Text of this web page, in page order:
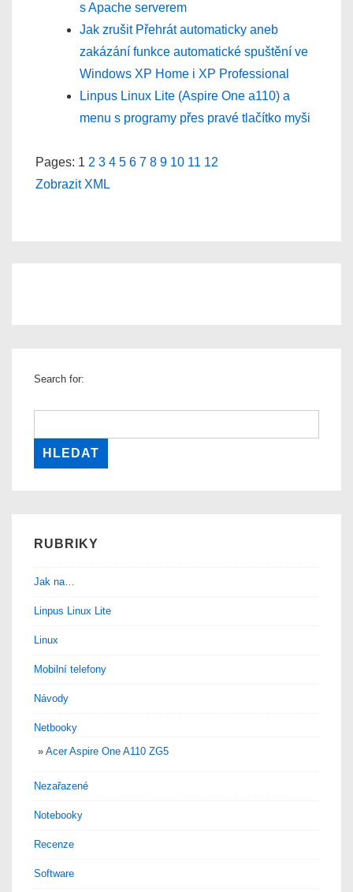
s Apache serverem
Jak zrušit Přehrát automaticky aneb
zakázání funkce automatické spuštění ve
Windows XP Home i XP Professional
Linpus Linux Lite (Aspire One a110) a
menu s programy přes pravé tlačítko myši
Pages: 1 2 3 4 5 6 7 8 9 10 11 12
Zobrazit XML
Search for:
RUBRIKY
Jak na…
Linpus Linux Lite
Linux
Mobilní telefony
Návody
Netbooky
Acer Aspire One A110 ZG5
Nezařazené
Notebooky
Recenze
Software